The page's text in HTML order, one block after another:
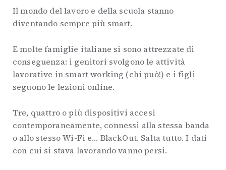
Il mondo del lavoro e della scuola stanno
diventando sempre più smart.
E molte famiglie italiane si sono attrezzate di
conseguenza: i genitori svolgono le attività
lavorative in smart working (chi può!) e i figli
seguono le lezioni online.
Tre, quattro o più dispositivi accesi
contemporaneamente, connessi alla stessa banda
o allo stesso Wi-Fi e… BlackOut. Salta tutto. I dati
con cui si stava lavorando vanno persi.